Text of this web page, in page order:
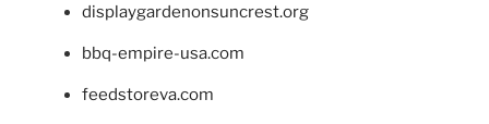
displaygardenonsuncrest.org
bbq-empire-usa.com
feedstoreva.com